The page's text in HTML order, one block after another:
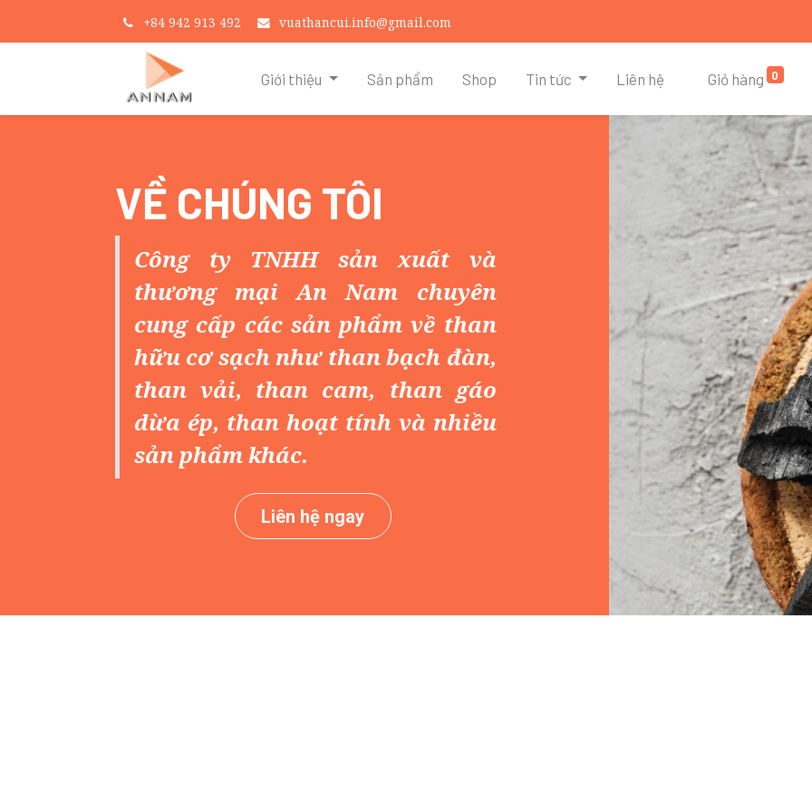
+84 942 913 492 vuathancui.info@gmail.com
Giới thiệu Sản phẩm Shop Tin tức Liên hệ Giỏ hàng 0
VỀ CHÚNG TÔI
Công ty TNHH sản xuất và
thương mại An Nam chuyên
cung cấp các sản phẩm về than
hữu cơ sạch như than bạch đàn,
than vải, than cam, than gáo
dừa ép, than hoạt tính và nhiều
sản phẩm khác.
Liên hệ ngay